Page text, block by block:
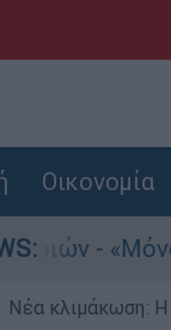
Οικονομία
3
Νέα κλιμάκωση: